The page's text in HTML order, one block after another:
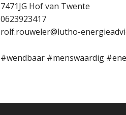
7471JG Hof van Twente
0623923417
rolf.rouweler@lutho-
#wendbaar #menswaardig